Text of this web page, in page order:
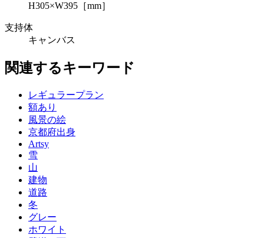
H305×W395［mm］
支持体
キャンバス
関連するキーワード
レギュラープラン
額あり
風景の絵
京都府出身
Artsy
雪
山
建物
道路
冬
グレー
ホワイト